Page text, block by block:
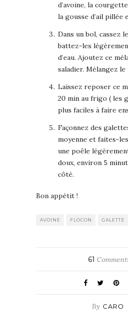
d’avoine, la
la gousse d’ail pillée
Dans un bol, cassez
battez-les
d’eau. Ajoutez ce
saladier. Mélangez
Laissez reposer ce
20 min au frigo ( les
plus faciles à faire
Façonnez des
moyenne et faites-
une poêle
doux, environ 5
côté.
Bon appétit !
AVOINE FLOCON GALETTE
61
By CARO